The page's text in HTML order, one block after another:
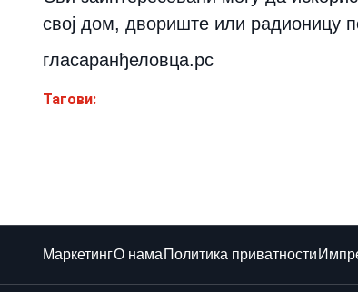
свој дом, двориште или радионицу
гласаранђеловца.рс
Тагови:
МаркетингО нама Политика приватности